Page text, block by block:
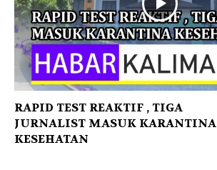
RAPID TEST REAKTIF , TIGA
JURNALIST MASUK KARANTINA
KESEHATAN